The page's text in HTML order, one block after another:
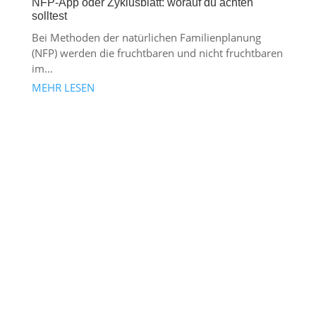
solltest
Bei Methoden der natürlichen Familienplanung
(NFP) werden die fruchtbaren und nicht fruchtbaren
im...
MEHR LESEN